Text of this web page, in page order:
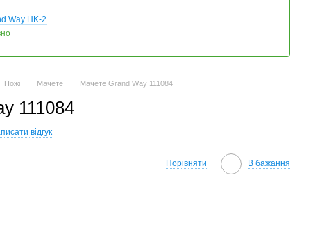
Way HK-2
Ножі Мачете Мачете Grand Way 111084
111084
відгук
Порівняти В бажання